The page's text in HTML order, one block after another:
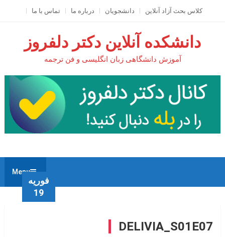
کلاس بحث آزاد آنلاين دانشجویان درباره ما تماس با ما
دانشکده آنلاین دکتر دلفروز
آموزش دانشگاهی زبان انگلیسی و فن ترجمه
Menu
فوریه
19
DELIVIA_S01E07